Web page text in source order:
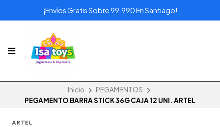
¡Envíos Gratis Sobre 99.990 En Santiago!
Inicio
PEGAMENTOS
PEGAMENTO BARRA STICK 36G CAJA 12 UNI. ARTEL
ARTEL